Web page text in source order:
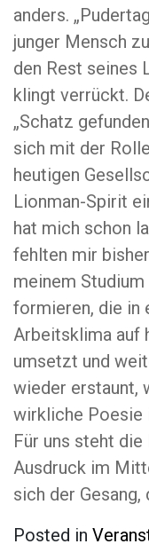
anders.
junger Mensch
den Rest seines
klingt verrückt.
„Schatz
sich mit der
heutigen
Lionman-Spirit
hat mich schon
fehlten mir
meinem
formieren, die in
Arbeitsklima auf
umsetzt und
wieder erstaunt,
wirkliche Poesie
Für uns steht
Ausdruck im
sich der Gesang,
Posted in